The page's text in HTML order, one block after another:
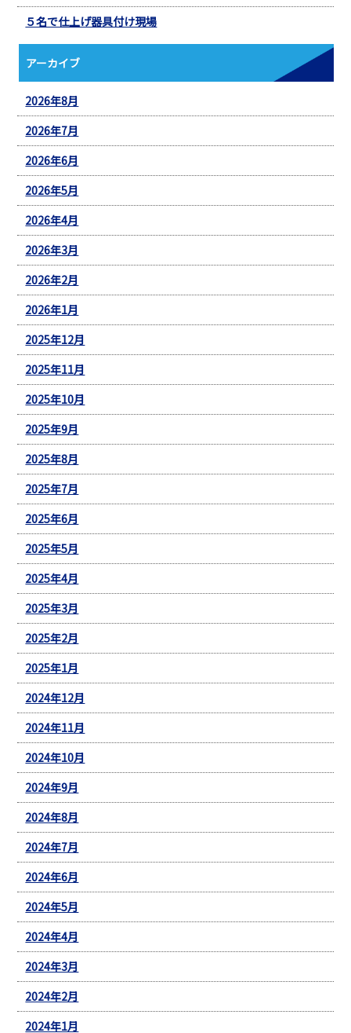
５名で仕上げ器具付け現場
アーカイブ
2026年8月
2026年7月
2026年6月
2026年5月
2026年4月
2026年3月
2026年2月
2026年1月
2025年12月
2025年11月
2025年10月
2025年9月
2025年8月
2025年7月
2025年6月
2025年5月
2025年4月
2025年3月
2025年2月
2025年1月
2024年12月
2024年11月
2024年10月
2024年9月
2024年8月
2024年7月
2024年6月
2024年5月
2024年4月
2024年3月
2024年2月
2024年1月